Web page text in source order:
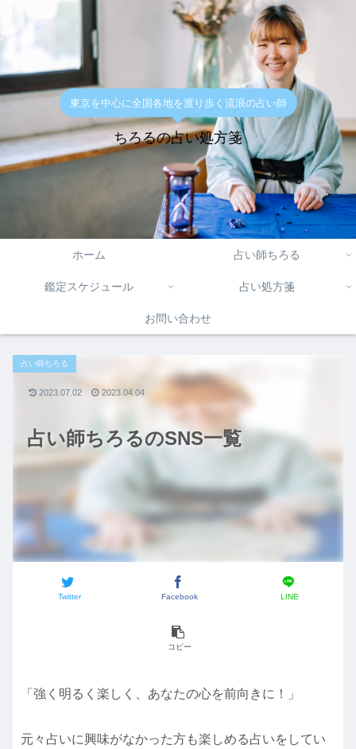
東京を中心に全国各地を渡り歩く流浪の占い師
ちろるの占い処方箋
ホーム 占い師ちろる
鑑定スケジュール 占い処方箋
お問い合わせ
占い師ちろるのSNS一覧
占い師ちろる
Twitter Facebook LINE
コピー
2023.07.02 2023.04.04
「強く明るく楽しく、あなたの心を前向きに！」
元々占いに興味がなかった方も楽しめる占いをしてい